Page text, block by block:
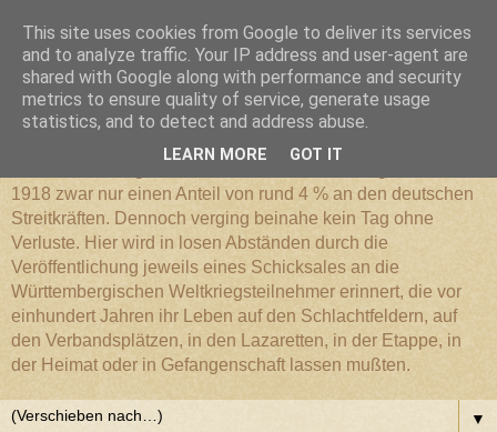
Württembergischer
Weltkriegs-Blog
1918 zwar nur einen Anteil von rund 4 % an den deutschen
Streitkräften. Dennoch verging beinahe kein Tag ohne
Verluste. Hier wird in losen Abständen durch die
Veröffentlichung jeweils eines Schicksales an die
Württembergischen Weltkriegsteilnehmer erinnert, die vor
einhundert Jahren ihr Leben auf den Schlachtfeldern, auf
den Verbandsplätzen, in den Lazaretten, in der Etappe, in
der Heimat oder in Gefangenschaft lassen mußten.
▼
This site uses cookies from Google to deliver its services
and to analyze traffic. Your IP address and user-agent are
shared with Google along with performance and security
metrics to ensure quality of service, generate usage
statistics, and to detect and address abuse.
LEARN MORE GOT IT